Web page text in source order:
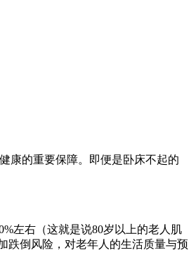
康的重要保障。即便是卧床不起的
左右（这就是说80岁以上的老人肌
跌倒风险，对老年人的生活质量与预